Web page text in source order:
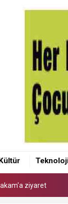
ziyaret
Akçay'a
Olcay Yılmaz oldu
ziyaret